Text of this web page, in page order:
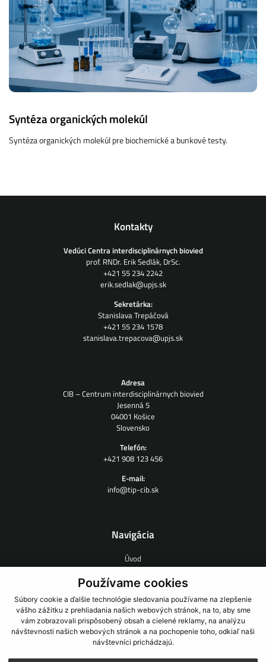
Používame cookies
Súbory cookie a ďalšie technológie sledovania používame na zlepšenie
vášho zážitku z prehliadania našich webových stránok, na to, aby sme
vám zobrazovali prispôsobený obsah a cielené reklamy, na analýzu
návštevnosti našich webových stránok a na pochopenie toho, odkiaľ naši
návštevníci prichádzajú.
Syntéza organických molekúl
Syntéza organických molekúl pre biochemické a bunkové testy.
Kontakty
Vedúci Centra interdisciplinárnych biovied
prof. RNDr. Erik Sedlák, DrSc.
+421 55 234 2242
erik.sedlak@upjs.sk
Sekretárka:
Stanislava Trepáčová
+421 55 234 1578
stanislava.trepacova@upjs.sk
Adresa
CIB – Centrum interdisciplinárnych biovied
Jesenná 5
04001 Košice
Slovensko
Telefón:
+421 908 123 456
E-mail:
info@tip-cib.sk
Navigácia
Úvod
O nás
Zmluvný výskum
Novinky
Odkazy
Kontakt